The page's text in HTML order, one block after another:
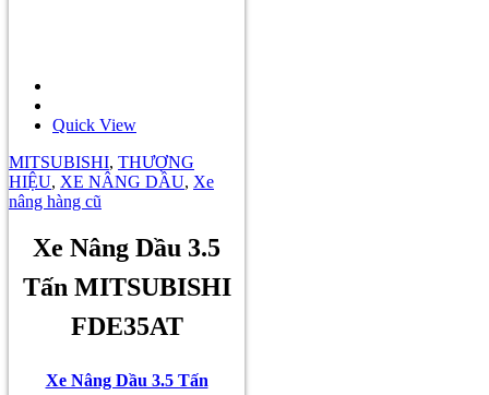
Quick View
MITSUBISHI, THƯƠNG
HIỆU, XE NÂNG DẦU, Xe
nâng hàng cũ
Xe Nâng Dầu 3.5
Tấn MITSUBISHI
FDE35AT
Xe Nâng Dầu 3.5 Tấn